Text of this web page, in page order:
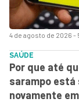
4 de agosto de 2026 -
SAÚDE
Por que até
sarampo está
novamente